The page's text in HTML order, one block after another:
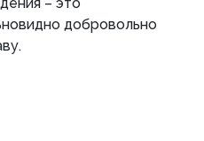
добровольно